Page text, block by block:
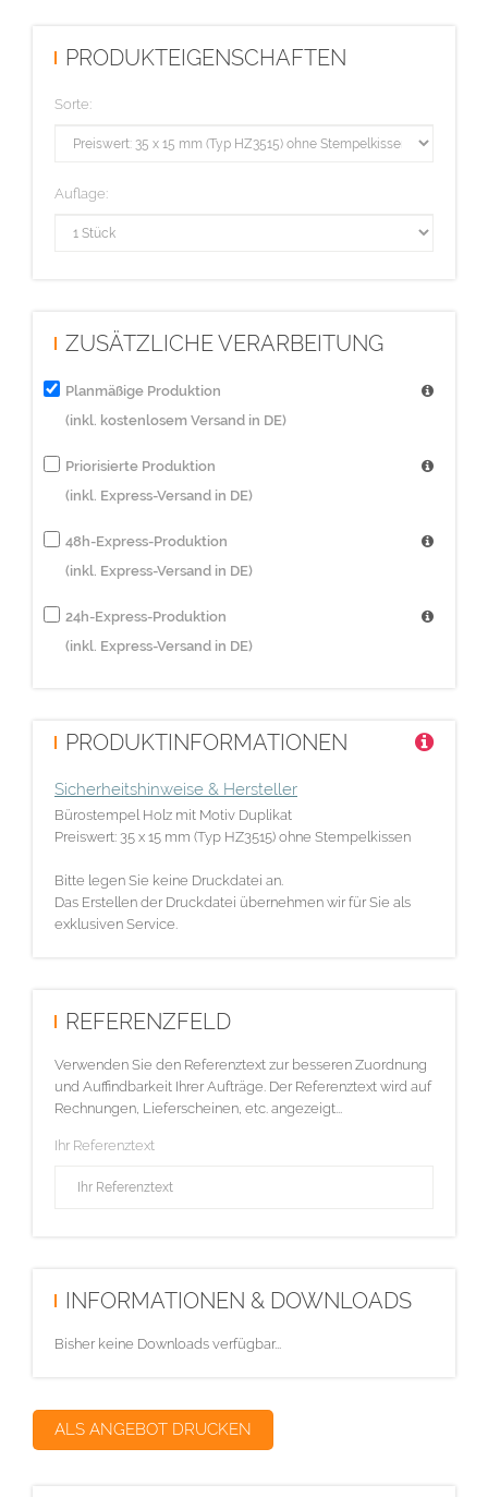
PRODUKTEIGENSCHAFTEN
Sorte:
Auflage:
ZUSÄTZLICHE VERARBEITUNG
Planmäßige Produktion
(inkl. kostenlosem Versand in DE)
Priorisierte Produktion
(inkl. Express-Versand in DE)
48h-Express-Produktion
(inkl. Express-Versand in DE)
24h-Express-Produktion
(inkl. Express-Versand in DE)
PRODUKTINFORMATIONEN
Sicherheitshinweise & Hersteller
Bürostempel Holz mit Motiv Duplikat
Preiswert: 35 x 15 mm (Typ HZ3515) ohne Stempelkissen
Bitte legen Sie keine Druckdatei an.
Das Erstellen der Druckdatei übernehmen wir für Sie als
exklusiven Service.
REFERENZFELD
Verwenden Sie den Referenztext zur besseren Zuordnung
und Auffindbarkeit Ihrer Aufträge. Der Referenztext wird auf
Rechnungen, Lieferscheinen, etc. angezeigt...
Ihr Referenztext
INFORMATIONEN & DOWNLOADS
Bisher keine Downloads verfügbar...
ALS ANGEBOT DRUCKEN